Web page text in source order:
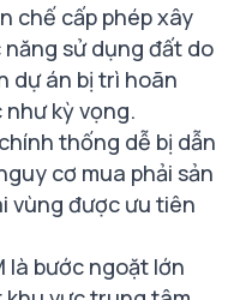
chế cấp phép xây
sử dụng đất do
dự án bị trì hoãn
kỳ vọng.
thống dễ bị dẫn
cơ mua phải sản
vùng được ưu tiên
là bước ngoặt lớn